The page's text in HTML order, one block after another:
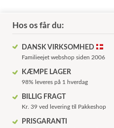
Hos os får du:
DANSK VIRKSOMHED
Familieejet webshop siden 2006
KÆMPE LAGER
98% leveres på 1 hverdag
BILLIG FRAGT
Kr. 39 ved levering til Pakkeshop
PRISGARANTI